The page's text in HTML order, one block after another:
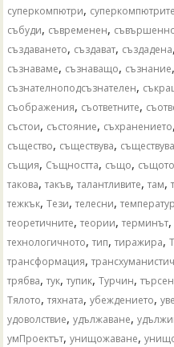
суперкомпютри, суперкомпютрите
събуди, съвременен,
създаването, създават, създадена,
съзнаваме, съзнаващо, съзнание,
съзнателноподсъзнателен,
съображения, съответните,
състои, състояние, съхранението,
същество, съществува,
същия, Същността, също, същото
такова,такъв,талантливите,там,
тежкък,Тези,телесни,
теоретичните,теории,терминът
технологичното,тип,тиражира,
трансформация,
трябва,тук,тупик,Турчин,
Тялото,тяхната,убеждението,
удоволствие,удължаване,
умПроектът,унищожаване,